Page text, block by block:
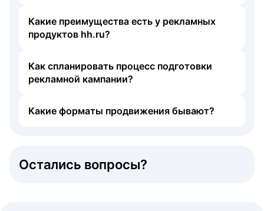
Какие преимущества есть у рекламных
продуктов hh.ru?
Как спланировать процесс подготовки
рекламной кампании?
Какие форматы продвижения бывают?
Остались вопросы?